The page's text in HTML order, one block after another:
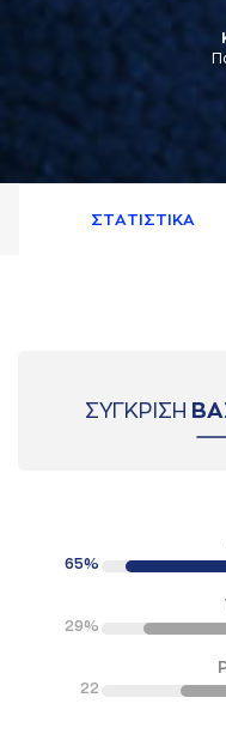
ΣΤAΤΙΣΤΙΚA
ΣΥΓΚΡΙΣΗ
65%
29%
22